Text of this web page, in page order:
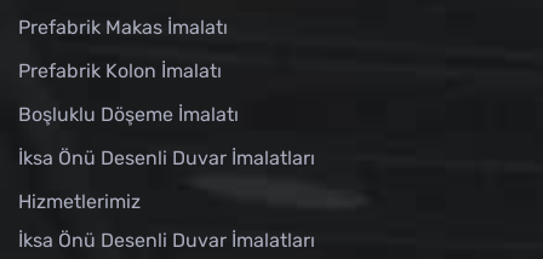
Prefabrik Makas İmalatı
Prefabrik Kolon İmalatı
Boşluklu Döşeme İmalatı
İksa Önü Desenli Duvar İmalatları
Hizmetlerimiz
İksa Önü Desenli Duvar İmalatları